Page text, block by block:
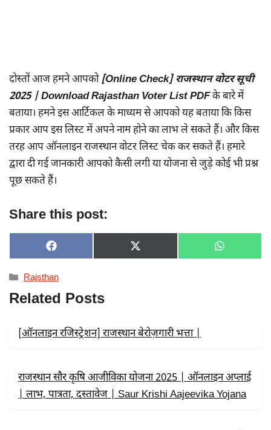
दोस्तों आज हमने आपको[Online Check] राजस्थान वोटर सूची
2025 | Download Rajasthan Voter List PDFके बारे में
बताया। हमने इस आर्टिकल के माध्यम से आपको यह बताया कि किस
प्रकार आप इस लिस्ट में अपने नाम होने का लाभ ले सकते हैं। और किस
तरह आप ऑनलाइन राजस्थान वोटर लिस्ट चेक कर सकते हैं। हमारे
द्वारा दी गई जानकारी आपको कैसी लगी या योजना से जुड़े कोई भी प्रश्न
पूछ सकते हैं।
Share this post:
SHARE
ON
F
A
E
B
O
SHARE
ON
X
(
R
SHARE
ON
W
H
Categories
Rajsthan
Related Posts
[ऑनलाइन रजिस्ट्रेशन] राजस्थान बेरोज़गारी भत्ता |
राजस्थान सौर कृषि आजीविका योजना 2025 | ऑनलाइन अप्लाई
| लाभ, पात्रता, दस्तावेज | Saur Krishi Aajeevika Yojana